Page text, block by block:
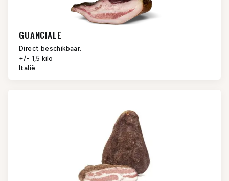
GUANCIALE
Direct beschikbaar.
+/- 1,5 kilo
Italië